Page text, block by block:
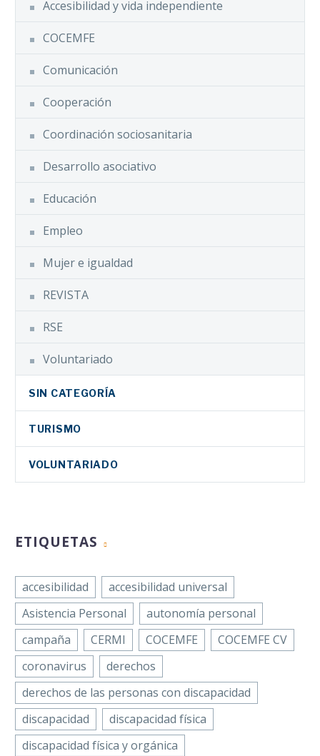
Accesibilidad y vida independiente
COCEMFE
Comunicación
Cooperación
Coordinación sociosanitaria
Desarrollo asociativo
Educación
Empleo
Mujer e igualdad
REVISTA
RSE
Voluntariado
SIN CATEGORÍA
TURISMO
VOLUNTARIADO
ETIQUETAS
accesibilidad
accesibilidad universal
Asistencia Personal
autonomía personal
campaña
CERMI COCEMFE
COCEMFE CV
coronavirus
derechos
derechos de las personas con discapacidad
discapacidad
discapacidad física
discapacidad física y orgánica